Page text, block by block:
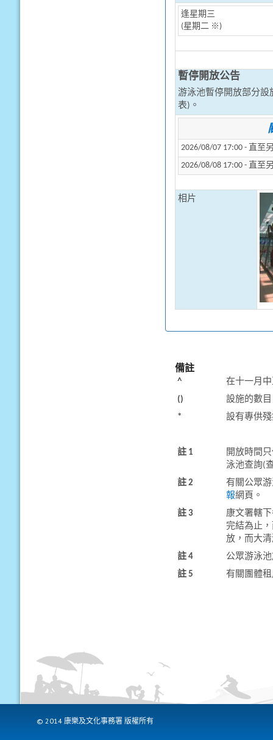
逢星期三
(星期二 ※)
暫停開放公告
游泳池暫停開放部分設
表)。
2026/08/07 17:00 - 直至
2026/08/08 17:00 - 直至
相片
備註
^
在十一月
()
設施的數目
*
設有專供
註 1
開放時間
泳池查詢(
註 2
有關公眾
報網頁。
註 3
康文署轄
完結為止
放，而大
註 4
公眾游泳
註 5
有關團體
© 2014 康樂及文化事務署 版權所有